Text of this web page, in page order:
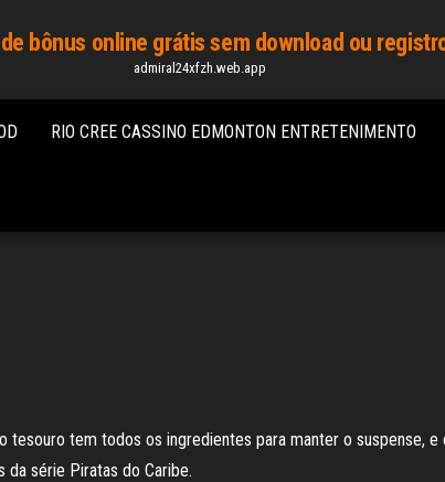
bônus online grátis sem download ou
admiral24xfzh.web.app
RIO CREE CASSINO EDMONTON ENTRETENIMENTO
tesouro tem todos os ingredientes para manter o suspense,
da série Piratas do Caribe.